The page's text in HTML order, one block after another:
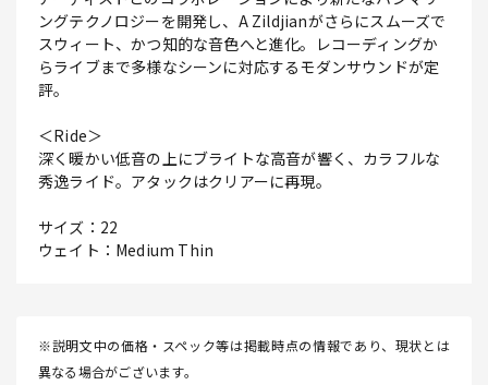
ングテクノロジーを開発し、A Zildjianがさらにスムーズで
スウィート、かつ知的な音色へと進化。レコーディングか
らライブまで多様なシーンに対応するモダンサウンドが定
評。
＜Ride＞
深く暖かい低音の上にブライトな高音が響く、カラフルな
秀逸ライド。アタックはクリアーに再現。
サイズ：22
ウェイト：Medium Thin
※説明文中の価格・スペック等は掲載時点の情報であり、現状とは
異なる場合がございます。